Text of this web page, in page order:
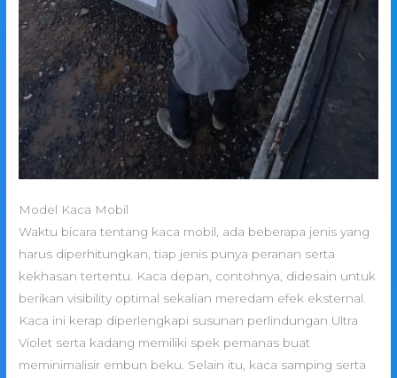
Model Kaca Mobil
Waktu bicara tentang kaca mobil, ada beberapa jenis yang
harus diperhitungkan, tiap jenis punya peranan serta
kekhasan tertentu. Kaca depan, contohnya, didesain untuk
berikan visibility optimal sekalian meredam efek eksternal.
Kaca ini kerap diperlengkapi susunan perlindungan Ultra
Violet serta kadang memiliki spek pemanas buat
meminimalisir embun beku. Selain itu, kaca samping serta